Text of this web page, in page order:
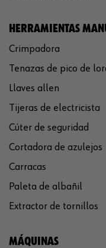
HERRAMIENTAS
Crimpadora
Tenazas de pico de
Llaves allen
Tijeras de electricista
Cúter de seguridad
Cortadora de azulejos
Carracas
Paleta de albañil
Extractor de tornillos
MÁQUINAS